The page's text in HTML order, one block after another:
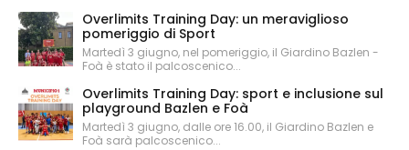
Overlimits Training Day: un meraviglioso
pomeriggio di Sport
Martedì 3 giugno, nel pomeriggio, il Giardino Bazlen -
Foà è stato il palcoscenico...
Overlimits Training Day: sport e inclusione sul
playground Bazlen e Foà
Martedì 3 giugno, dalle ore 16.00, il Giardino Bazlen e
Foà sarà palcoscenico...